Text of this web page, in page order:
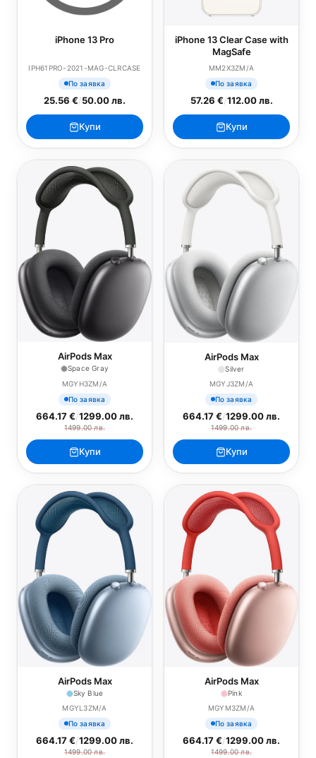
iPhone 13 Pro
IPH61PRO-2021-MAG-CLRCASE
По заявка
25.56 €/50.00 лв.
Купи
iPhone 13 Clear Case with
MagSafe
MM2X3ZM/A
По заявка
57.26 €/112.00 лв.
Купи
AirPods Max
Space Gray
MGYH3ZM/A
По заявка
664.17 €/1299.00 лв.
1499.00 лв.
Купи
AirPods Max
Silver
MGYJ3ZM/A
По заявка
664.17 €/1299.00 лв.
1499.00 лв.
Купи
AirPods Max
Sky Blue
MGYL3ZM/A
По заявка
664.17 €/1299.00 лв.
1499.00 лв.
AirPods Max
Pink
MGYM3ZM/A
По заявка
664.17 €/1299.00 лв.
1499.00 лв.